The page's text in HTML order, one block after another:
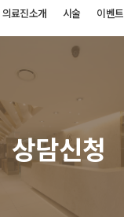
의료진소개 시술 이벤트
상담신청